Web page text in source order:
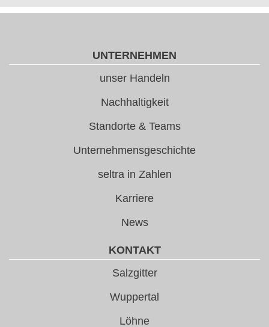
UNTERNEHMEN
unser Handeln
Nachhaltigkeit
Standorte & Teams
Unternehmensgeschichte
seltra in Zahlen
Karriere
News
KONTAKT
Salzgitter
Wuppertal
Löhne